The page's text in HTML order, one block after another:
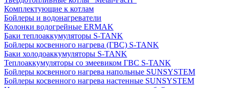
Комплектующие к котлам
Бойлеры и водонагреватели
Колонки водогрейные ERMAK
Баки теплоаккумуляторы S-TANK
Бойлеры косвенного нагрева (ГВС) S-TANK
Баки холодоаккумуляторы S-TANK
Теплоаккумуляторы со змеевиком ГВС S-TANK
Бойлеры косвенного нагрева напольные SUNSYSTEM
Бойлеры косвенного нагрева настенные SUNSYSTEM